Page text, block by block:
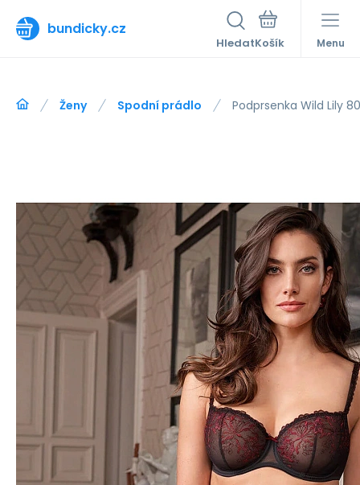
bundicky.cz
Hledat Menu
Ženy Spodní prádlo Podprsenka Wild Lily